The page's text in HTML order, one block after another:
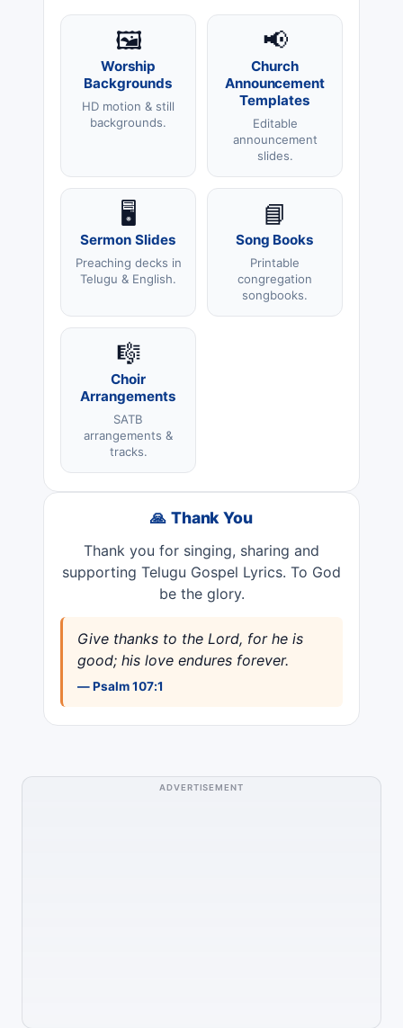
🖼️
Worship
Backgrounds
HD motion & still
backgrounds.
📢
Church
Announcement
Templates
Editable
announcement
slides.
🖥️
Sermon Slides
Preaching decks in
Telugu & English.
📘
Song Books
Printable
congregation
songbooks.
🎼
Choir
Arrangements
SATB
arrangements &
tracks.
🙏 Thank You
Thank you for singing, sharing and
supporting Telugu Gospel Lyrics. To God
be the glory.
Give thanks to the Lord, for he is
good; his love endures forever.
— Psalm 107:1
ADVERTISEMENT